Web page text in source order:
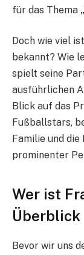
für das Thema
Doch wie viel
bekannt? Wie
spielt seine
ausführlichen
Blick auf das
Fußballstars,
Familie und
prominenter
Wer ist
Überblick
Bevor wir uns